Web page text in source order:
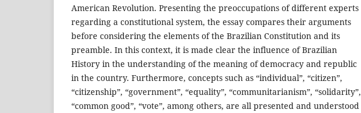
American Revolution. Presenting the preoccupations of different experts
regarding a constitutional system, the essay compares their arguments
before considering the elements of the Brazilian Constitution and its
preamble. In this context, it is made clear the influence of Brazilian
History in the understanding of the meaning of democracy and republic
in the country. Furthermore, concepts such as “individual”, “citizen”,
“citizenship”, “government”, “equality”, “communitarianism”, “solidarity”,
“common good”, “vote”, among others, are all presented and understood